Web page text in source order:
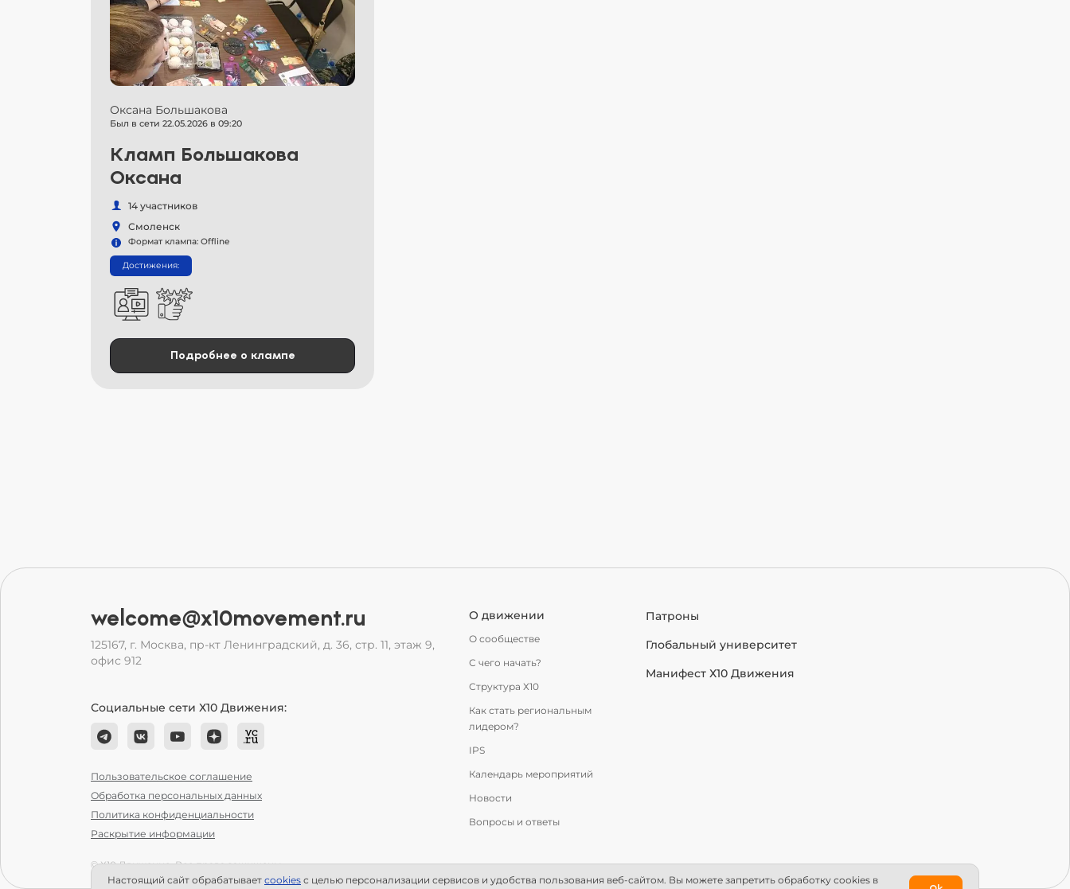
Оксана Большакова
Был в сети 22.05.2026 в 09:20
Кламп Большакова
Оксана
14 участников
Смоленск
Формат клампа: Offline
Достижения:
Подробнее о клампе
welcome@x10movement.ru
125167, г. Москва, пр-кт Ленинградский, д. 36, стр. 11, этаж 9,
офис 912
Социальные сети Х10 Движения:
Пользовательское соглашение
Обработка персональных данных
Политика конфиденциальности
Раскрытие информации
О движении
О сообществе
С чего начать?
Структура Х10
Как стать региональным
лидером?
IPS
Календарь мероприятий
Новости
Вопросы и ответы
Патроны
Глобальный университет
Манифест Х10 Движения
© Х10 Движение. Все права защищены.
Настоящий сайт обрабатывает сookies с целью персонализации сервисов и удобства пользования веб-сайтом. Вы можете запретить обработку сookies в